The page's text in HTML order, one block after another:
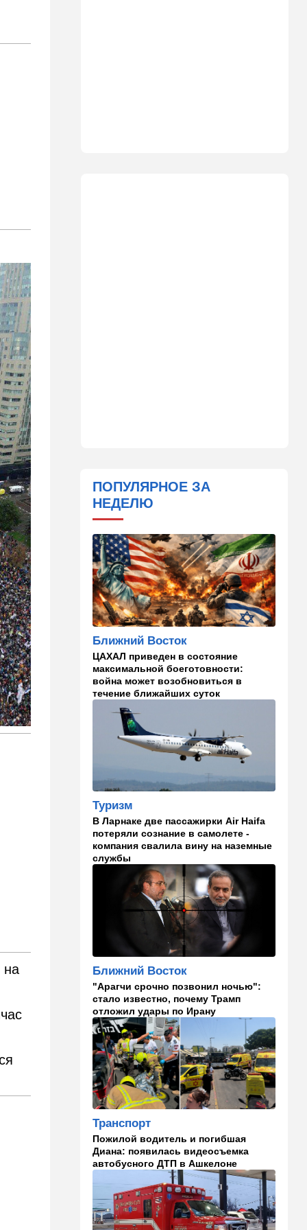
на
10:10 В мире
Пентагон выложил новую
партию Х-файлов
09:50 Мнения
Я формирую свой
собственный нарратив
09:42 Новости Украины
РФ нанесла удар
баллистикой по Киеву и
дронами по области — есть
погибшие
Ближний Восток
Дружить против Израиля:
Иран просится в мекканский
08:18 В мире
CNN: генерал Кейн ищет
способ выйти из войны с
Ираном
00:32 Израиль
Погода в Израиле на
субботу, 8 августа
Мнения
Страсть к творчеству
23:20 В мире
"Нью-Йорк таймс"
опубликовал новый поклеп
на Израиль, рассердив
генконсула
22:52 В мире
И грянул Грэм: Сенат США
одобрил ужесточение
санкций против России и
Ирана
22:33 Транспорт
Почему Израиль до сих пор
не решил проблему пробок,
несмотря на вложенные
миллиарды
21:56 Ближний Восток
Вывести войска: ливанцы
ПОПУЛЯРНОЕ ЗА
НЕДЕЛЮ
Ближний Восток
ЦАХАЛ приведен в состояние
максимальной боеготовности:
война может возобновиться в
течение ближайших суток
Туризм
В Ларнаке две пассажирки Air Haifa
потеряли сознание в самолете -
компания свалила вину на наземные
службы
Ближний Восток
"Арагчи срочно позвонил ночью":
стало известно, почему Трамп
отложил удары по Ирану
Транспорт
Пожилой водитель и погибшая
Диана: появилась видеосъемка
автобусного ДТП в Ашкелоне